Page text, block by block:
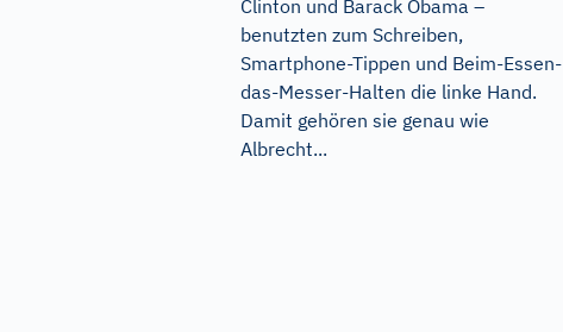
Clinton und Barack Obama –
benutzten zum Schreiben,
Smartphone-Tippen und Beim-Essen-
das-Messer-Halten die linke Hand.
Damit gehören sie genau wie
Albrecht...